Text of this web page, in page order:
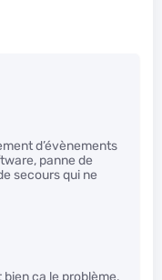
d’évènements
panne de
secours qui ne